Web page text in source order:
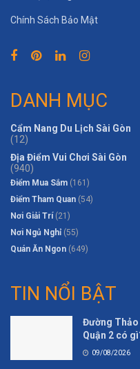
Chính Sách Bảo Mật
DANH MỤC
Cẩm Nang Du Lịch Sài Gòn
(12)
Địa Điểm Vui Chơi Sài Gòn
(940)
Điểm Mua Sắm (161)
Điểm Tham Quan (54)
Nơi Giải Trí(21)
Nơi Ngủ Nghỉ (55)
Quán Ăn Ngon (649)
TIN NỔI BẬT
Đường Thảo
Quận 2 có
09/08/2026